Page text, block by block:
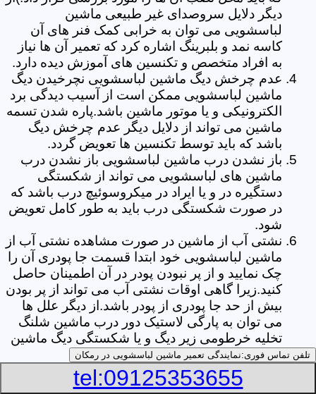
دیگر دلایل سروصدای غیر طبیعی ماشین
لباسشویی می توان به خرابی کمک فنر های آن
کاسه نمد و بلبرینگ اشاره کرد که تعمیر آن ها نیاز
به افراد متخصص و تکنسین های آموزش دیده دارد.
عدم چرخش دیگ ماشین لباسشویی نچرخیدن دیگ
ماشین لباسشویی ممکن است از آسیب دیدگی برد
الکترونیکی و یا موتور ماشین باشد.پاره شدن تسمه
ماشین می تواند از دلایل دیگر عدم چرخش دیگ
باشد که باید توسط تکنسین ها تعویض گردد.
باز نشدن درب ماشین لباسشویی باز نشدن درب
ماشین های لباسشویی می تواند از شکستگی
دستگیره در و یا ایراد در میکروسوئیچ درب باشد که
در صورت شکستگی درب باید به طور کامل تعویض
شود.
نشتی آب از ماشین در صورت مشاهده نشتی آب از
ماشین لباسشویی خود ابتدا قسمت جا پودری آن را
چک نمایید و از پر نبودن پودر در آن اطمینان حاصل
کنید.زیرا گاهی اوقات نشتی آب می تواند از پر بودن
بیش از حد جا پودری از پودر باشد.از دیگر علل ها
می توان به پارگی لاستیک دور درب ماشین شلنگ
تخلیه خرطومی زیر دیگ و یا شکستگی دیگ ماشین
های لباسشویی اشاره کرد.
خشک نکردن لباس ها یکی از بیشترین علل های
خشک نکردن لباس ها توسط ماشین های
تلفن تماس فوری:نمایندگی تعمیر ماشین لباسشویی در رمکان
tel:09125353655